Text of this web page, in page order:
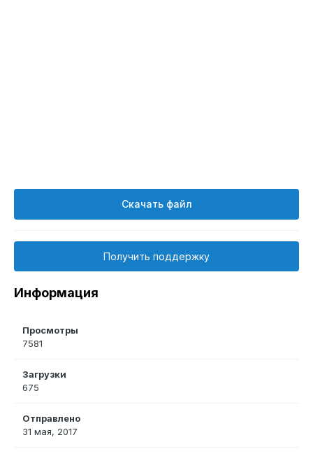
Скачать файл
Получить поддержку
Информация
Просмотры
7581
Загрузки
675
Отправлено
31 мая, 2017